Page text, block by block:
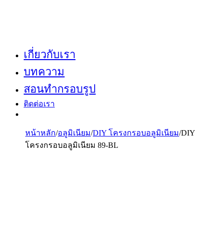
เกี่ยวกับเรา
บทความ
สอนทำกรอบรูป
ติดต่อเรา
หน้าหลัก/อลูมิเนียม/DIY โครงกรอบอลูมิเนียม/DIY
โครงกรอบอลูมิเนียม 89-BL